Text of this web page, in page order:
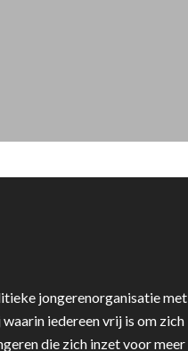
jongerenorganisatie met
iedereen vrij is om zich
die zich inzet voor meer